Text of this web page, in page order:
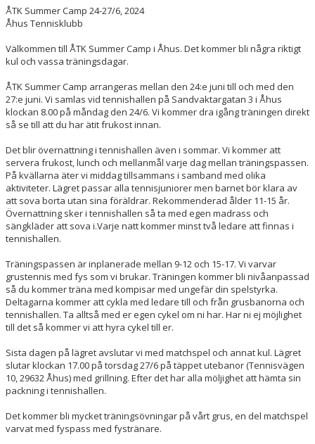
KALENDER
GYM
KÖP KLUBBKLÄDER
ÅTK TRÄNINGSVERKSAMHET
ÅTK Summer Camp 24-27/6, 2024
Åhus Tennisklubb
Välkommen till ÅTK Summer Camp i Åhus. Detkommer bli några riktigt
kul och vassa träningsdagar.
ÅTK Summer Camp arrangeras mellan den 24:e juni till och med den
27:e juni. Vi samlas vid tennishallen på Sandvaktargatan 3 i Åhus
klockan 8.00 på måndag den 24/6. Vi kommer dra igång träningen direkt
så se till att du har ätit frukost innan.
Det blir övernattning i tennishallen även i sommar. Vi kommer att
servera frukost,lunch och mellanmål varje dag mellan träningspassen.
På kvällarna äter vi middag tillsammans i samband med olika
aktiviteter. Lägret passar alla tennisjuniorer men barnet bör klara av
att sova borta utan sina föräldrar. Rekommenderad ålder 11-15 år.
Övernattning sker i tennishallen så ta med egen madrass och
sängkläder att sova i.Varje natt kommer minst två ledare att finnas i
tennishallen.
Träningspassen ärinplanerade mellan 9-12 och 15-17. Vi varvar
grustennis med fys som vi brukar. Träningen kommer bli nivåanpassad
så du kommer träna med kompisar med ungefär din spelstyrka.
Deltagarna kommer att cykla med ledare till och från grusbanorna och
tennishallen. Ta alltså med er egen cykel om ni har. Har ni ej möjlighet
till det så kommer vi att hyra cykel till er.
Sista dagen på lägret avslutar vi med matchspel och annat kul. Lägret
slutarklockan 17.00på torsdag27/6på täppet utebanor (Tennisvägen
10,29632 Åhus) med grillning. Efter det har alla möljighet att hämta sin
packning i tennishallen.
Det kommer bli mycketträningsövningar på vårt grus, en del matchspel
varvat med fyspass med fystränare.